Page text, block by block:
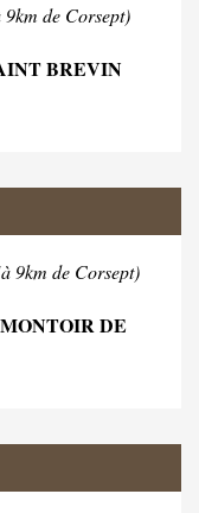
9km de Corsept)
BREVIN
9km de Corsept)
DE